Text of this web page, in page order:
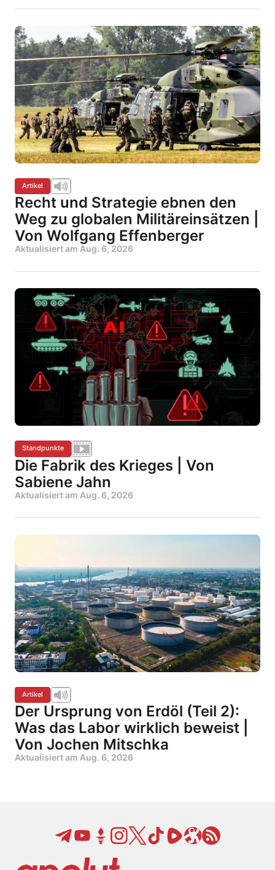
Artikel
Recht und Strategie ebnen den
Weg zu globalen Militäreinsätzen |
Von Wolfgang Effenberger
Aktualisiert am Aug. 6, 2026
Standpunkte
Die Fabrik des Krieges | Von
Sabiene Jahn
Aktualisiert am Aug. 6, 2026
Artikel
Der Ursprung von Erdöl (Teil 2):
Was das Labor wirklich beweist |
Von Jochen Mitschka
Aktualisiert am Aug. 6, 2026